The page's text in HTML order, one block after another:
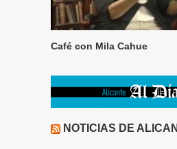
Café con Mila Cahue
NOTICIAS DE